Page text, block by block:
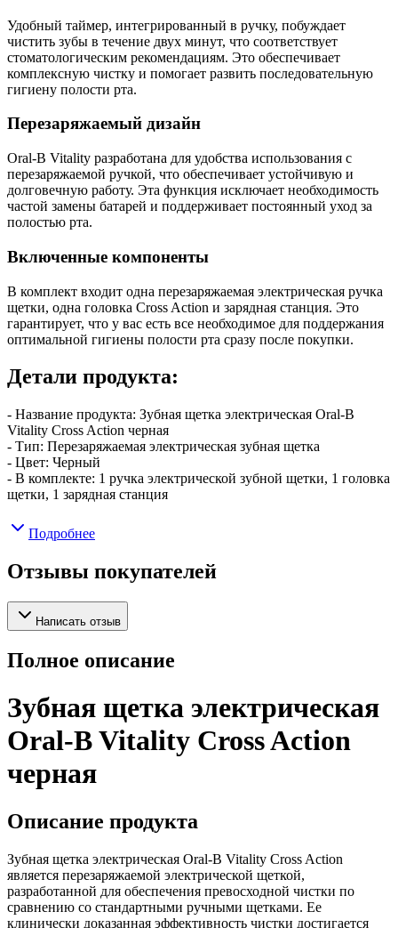
Удобный таймер, интегрированный в ручку, побуждает
чистить зубы в течение двух минут, что соответствует
стоматологическим рекомендациям. Это обеспечивает
комплексную чистку и помогает развить последовательную
гигиену полости рта.
Перезаряжаемый дизайн
Oral-B Vitality разработана для удобства использования с
перезаряжаемой ручкой, что обеспечивает устойчивую и
долговечную работу. Эта функция исключает необходимость
частой замены батарей и поддерживает постоянный уход за
полостью рта.
Включенные компоненты
В комплект входит одна перезаряжаемая электрическая ручка
щетки, одна головка Cross Action и зарядная станция. Это
гарантирует, что у вас есть все необходимое для поддержания
оптимальной гигиены полости рта сразу после покупки.
Детали продукта:
- Название продукта: Зубная щетка электрическая Oral-B
Vitality Cross Action черная
- Тип: Перезаряжаемая электрическая зубная щетка
- Цвет: Черный
- В комплекте: 1 ручка электрической зубной щетки, 1 головка
щетки, 1 зарядная станция
Подробнее
Отзывы покупателей
Написать отзыв
Полное описание
Зубная щетка электрическая
Oral-B Vitality Cross Action
черная
Описание продукта
Зубная щетка электрическая Oral-B Vitality Cross Action
является перезаряжаемой электрической щеткой,
разработанной для обеспечения превосходной чистки по
сравнению со стандартными ручными щетками. Ее
клинически доказанная эффективность чистки достигается